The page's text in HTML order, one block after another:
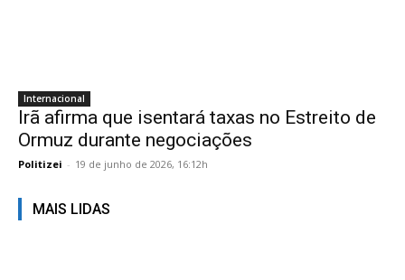
Internacional
Irã afirma que isentará taxas no Estreito de
Ormuz durante negociações
Politizei - 19 de junho de 2026, 16:12h
MAIS LIDAS